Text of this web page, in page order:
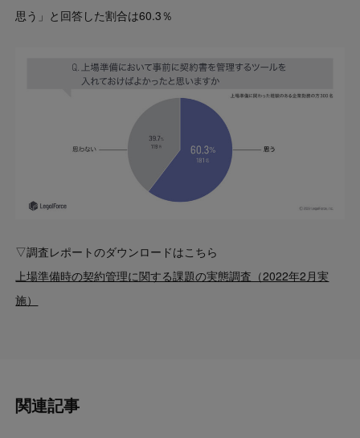
思う」と回答した割合は60.3％
▽調査レポートのダウンロードはこちら
上場準備時の契約管理に関する課題の実態調査（2022年2月実
施）
関連記事